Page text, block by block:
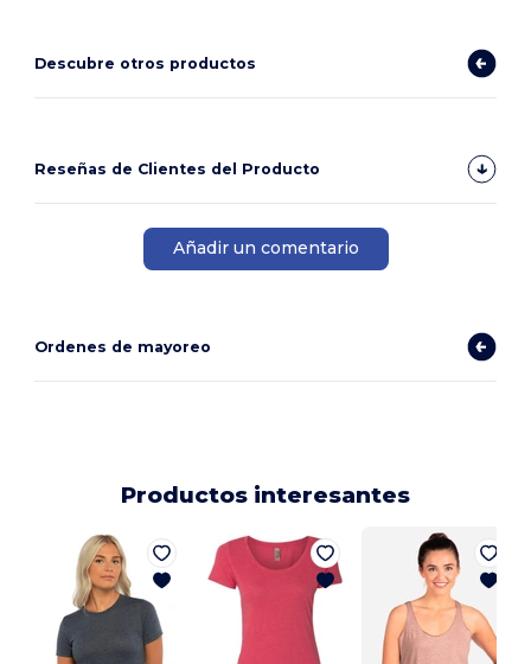
Descubre otros productos
Reseñas de Clientes del Producto
Añadir un comentario
Ordenes de mayoreo
Productos interesantes